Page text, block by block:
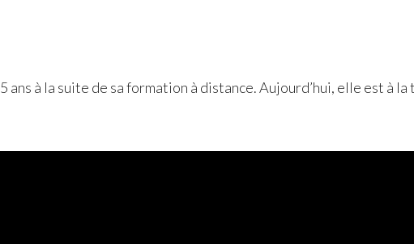
à la suite de sa formation à distance. Aujourd’hui, elle est à